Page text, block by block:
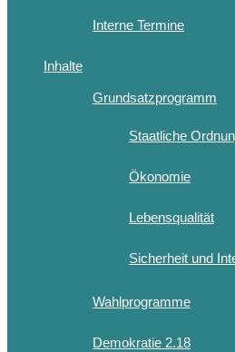
Interne Termine
Inhalte
Grundsatzprogramm
Staatliche
Ökonomie
Lebensqualität
Sicherheit und
Wahlprogramme
Demokratie 2.18